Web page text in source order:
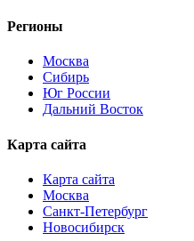
Регионы
Москва
Сибирь
Юг России
Дальний Восток
Карта сайта
Карта сайта
Москва
Санкт-Петербург
Новосибирск